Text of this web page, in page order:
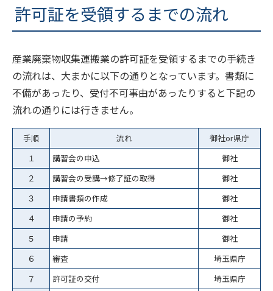
許可証を受領するまでの流れ
産業廃棄物収集運搬業の許可証を受領するまでの手続き
の流れは、大まかに以下の通りとなっています。書類に
不備があったり、受付不可事由があったりすると下記の
流れの通りには行きません。
手順 流れ
御社or県庁
１
講習会の申込
御社
２
講習会の受講→修了証の取得
御社
３
申請書類の作成
御社
４
申請の予約
御社
５
申請
御社
６
審査
埼玉県庁
７
許可証の交付
埼玉県庁